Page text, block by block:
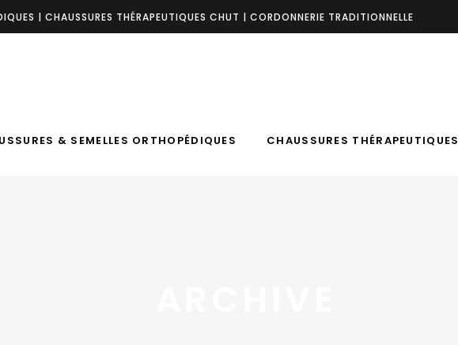
| CHAUSSURES THÉRAPEUTIQUES CHUT | CORDONNERIE TRADITIONNELLE
& SEMELLES ORTHOPÉDIQUES CHAUSSURES THÉRAPEUTIQUES
& SEMELLES ORTHOPÉDIQUES